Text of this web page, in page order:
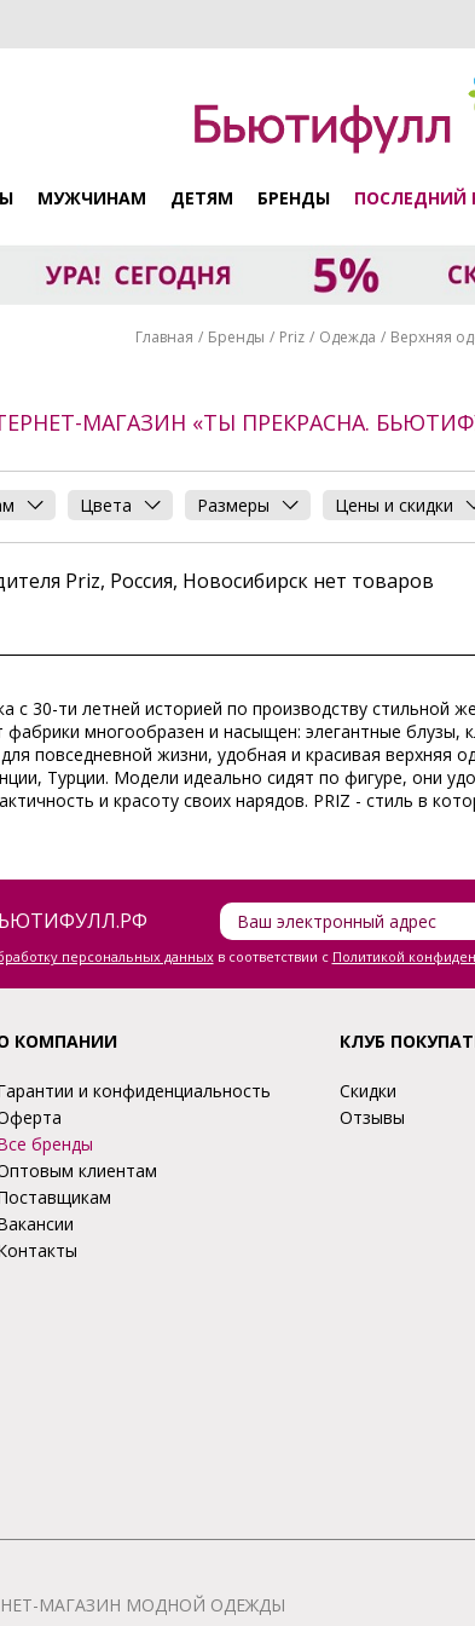
МУЖЧИНАМ ДЕТЯМ БРЕНДЫ ПОСЛЕДНИЙ
Главная Бренды Priz Одежда Верхняя
МАГАЗИН «ТЫ ПРЕКРАСНА.
Цвета Размеры Цены и скидки
Priz, Россия, Новосибирск нет товаров
с 30-ти летней историей по производству
фабрики многообразен и насыщен: элегантные блузы,
повседневной жизни, удобная и красивая верхняя
Турции. Модели идеально сидят по фигуре, они
и красоту своих нарядов. PRIZ - cтиль в
персональных данныхв соответствии с Политикой
КОМПАНИИ
и конфиденциальность
бренды
клиентам
КЛУБ
Скидки
Отзывы
МАГАЗИН МОДНОЙ ОДЕЖДЫ